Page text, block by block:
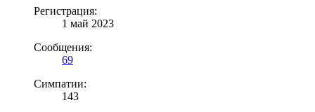
Регистрация:
1 май 2023
Сообщения:
69
Симпатии:
143